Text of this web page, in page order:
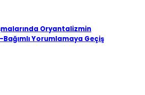
Oryantalizmin
Yorumlamaya Geçiş